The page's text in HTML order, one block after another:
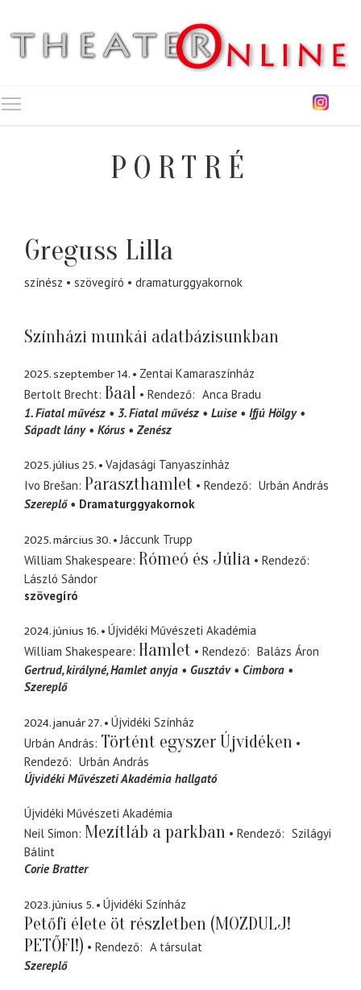
PORTRÉ
Greguss Lilla
színész szövegíró dramaturggyakornok
Színházi munkái adatbázisunkban
2025. szeptember 14.
Zentai Kamaraszínház
Bertolt Brecht Baal Rendező
Anca Bradu
1. Fiatal művész
3. Fiatal művész Luise
Ifjú Hölgy
Sápadt lány
Kórus Zenész
2025. július 25.
Vajdasági Tanyaszínház
Ivo Brešan Paraszthamlet Rendező
Urbán András
Szereplő
Dramaturggyakornok
2025. március 30.
Jáccunk Trupp
William Shakespeare Rómeó és Júlia
Rendező
László Sándor
szövegíró
2024. június 16.
Újvidéki Művészeti Akadémia
William Shakespeare Hamlet Rendező
Balázs Áron
Gertrud királyné, Hamlet anyja Gusztáv
Cimbora
Szereplő
2024. január 27.
Újvidéki Színház
Urbán András Történt egyszer Újvidéken
Rendező
Urbán András
Újvidéki Művészeti Akadémia hallgató
Újvidéki Művészeti Akadémia
Neil Simon Mezítláb a parkban Rendező
Szilágyi
Bálint
Corie Bratter
2023. június 5. Újvidéki Színház
Petőfi élete öt részletben (MOZDULJ!
PETŐFI!)
Rendező
A társulat
Szereplő